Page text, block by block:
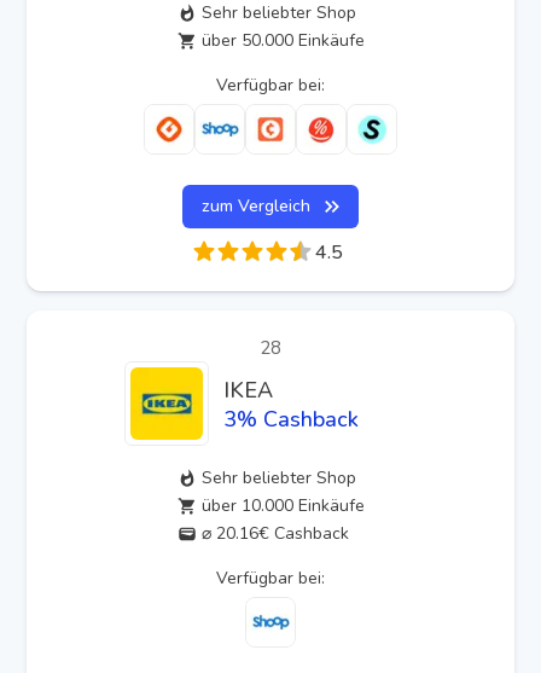
Sehr beliebter Shop
über 50.000 Einkäufe
Verfügbar bei:
zum Vergleich
4.5
28
IKEA
3% Cashback
Sehr beliebter Shop
über 10.000 Einkäufe
⌀ 20.16€ Cashback
Verfügbar bei: